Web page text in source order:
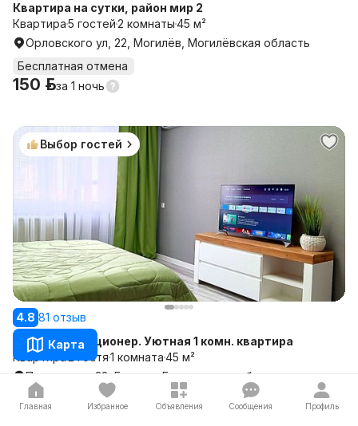
Квартира на сутки, район мир 2
Квартира5 гостей2 комнаты45 м²
Орловского ул, 22, Могилёв, Могилёвская область
Бесплатная отмена
150 р.за 1 ночь
Выбор гостей
4.8 81 отзыв
Центр. Кондиционер. Уютная 1 комн. квартира
Квартира
2 гостя1 комната45 м²
Пушкина ул, 33, Гродно, Гродненская область
Бесплатная отмена
Карта
Главная Избранное Объявления Сообщения Профиль